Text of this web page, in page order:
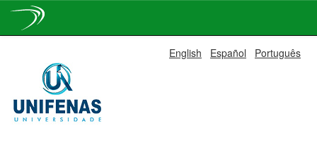
navigation
English Español Português